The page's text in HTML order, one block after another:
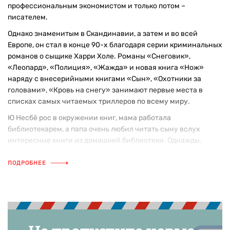
профессиональным экономистом и только потом –
писателем.
Однако знаменитым в Скандинавии, а затем и во всей
Европе, он стал в конце 90-х благодаря серии криминальных
романов о сыщике Харри Холе. Романы «Снеговик»,
«Леопард», «Полиция», «Жажда» и новая книга «Нож»
наряду с внесерийными книгами «Сын», «Охотники за
головами», «Кровь на снегу» занимают первые места в
списках самых читаемых триллеров по всему миру.
Ю Несбё рос в окружении книг, мама работала
библиотекарем, а папа очень любил читать сыну вслух
интересные книги из домашней библиотеки. Однажды,
подумал, что обложка куда страшнее самой истории, а он
футбольный клуб «Мольде», пока не получил серьезную
ПОДРОБНЕЕ